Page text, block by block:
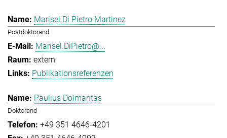
Marisel Di Pietro Martinez
Postdoktorand
Marisel.DiPietro@...
extern
Publikationsreferenzen
Paulius Dolmantas
Doktorand
+49 351 4646-4201